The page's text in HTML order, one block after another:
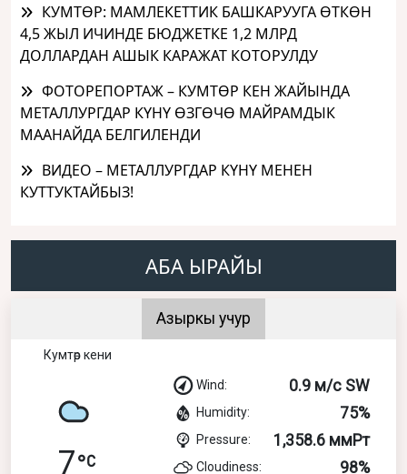
КУМТӨР: МАМЛЕКЕТТИК БАШКАРУУГА ӨТКӨН
4,5 ЖЫЛ ИЧИНДЕ БЮДЖЕТКЕ 1,2 МЛРД
ДОЛЛАРДАН АШЫК КАРАЖАТ КОТОРУЛДУ
ФОТОРЕПОРТАЖ – КУМТӨР КЕН ЖАЙЫНДА
МЕТАЛЛУРГДАР КҮНҮ ӨЗГӨЧӨ МАЙРАМДЫК
МААНАЙДА БЕЛГИЛЕНДИ
ВИДЕО – МЕТАЛЛУРГДАР КҮНҮ МЕНЕН
КУТТУКТАЙБЫЗ!
АБА ЫРАЙЫ
Азыркы учур
Кумтөр кени
7
Wind: 0.9 м/с SW
Humidity: 75%
Pressure: 1,358.6 ммРт
Cloudiness: 98%